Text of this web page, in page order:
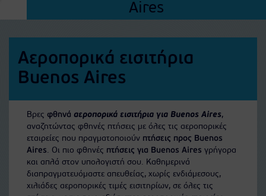
Aires
Αεροπορικά εισιτήρια
Buenos Aires
Βρες φθηνά αεροπορικά εισιτήρια για Buenos Aires,
αναζητώντας φθηνές πτήσεις με όλες τις αεροπορικές
εταιρείες που πραγματοποιούν πτήσεις προς Buenos
Aires. Οι πιο φθηνές πτήσεις για Buenos Aires γρήγορα
και απλά στον υπολογιστή σου. Καθημερινά
διαπραγματευόμαστε απευθείας, χωρίς ενδιάμεσους,
χιλιάδες αεροπορικές τιμές εισιτηρίων, σε όλες τις